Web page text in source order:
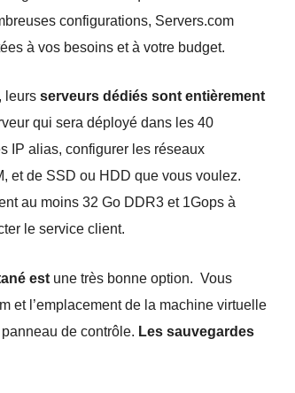
configurations, Servers.com
à vos besoins et à votre budget.
leurs serveurs dédiés sont entièrement
qui sera déployé dans les 40
IP alias, configurer les réseaux
et de SSD ou HDD que vous voulez.
au moins 32 Go DDR3 et 1Gops à
le service client.
est une très bonne option. Vous
et l’emplacement de la machine virtuelle
de contrôle. Les sauvegardes